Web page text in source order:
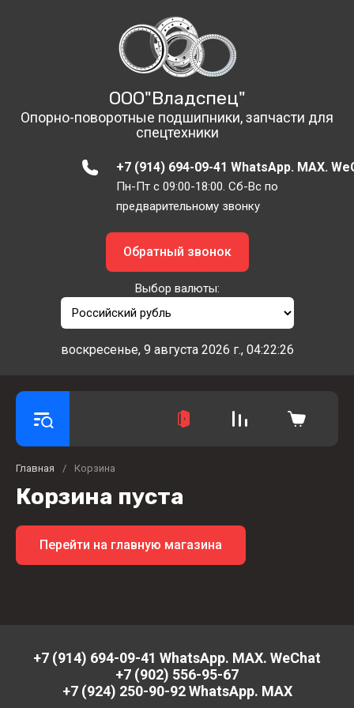
ООО"Владспец"
Опорно-поворотные подшипники, запчасти для
спецтехники
+7 (914) 694-09-41 WhatsApp. MAX.
Пн-Пт с 09:00-18:00. Сб-Вс по
предварительному звонку
Обратный звонок
Выбор валюты:
воскресенье, 9 августа 2026 г., 04:22:26
Главная / Корзина
Корзина пуста
Перейти на главную магазина
+7 (914) 694-09-41 WhatsApp. MAX. WeChat
+7 (902) 556-95-67
+7 (924) 250-90-92 WhatsApp. MAX